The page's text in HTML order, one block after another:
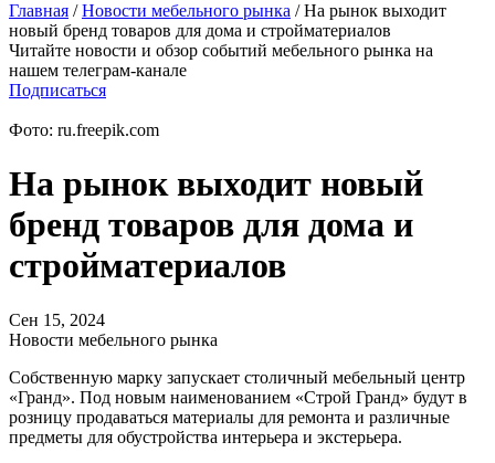
Главная /Новости мебельного рынка /На рынок выходит
новый бренд товаров для дома и стройматериалов
Читайте новости и обзор событий мебельного рынка на
нашем телеграм-канале
Подписаться
Фото: ru.freepik.com
На рынок выходит новый
бренд товаров для дома и
стройматериалов
Сен 15, 2024
Новости мебельного рынка
Собственную марку запускает столичный мебельный центр
«Гранд». Под новым наименованием «Строй Гранд» будут в
розницу продаваться материалы для ремонта и различные
предметы для обустройства интерьера и экстерьера.